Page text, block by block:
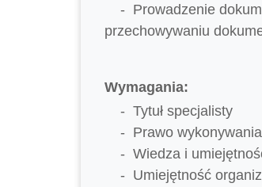
Prowadzenie
przechowywaniu
Wymagania:
Tytuł specjalisty
Prawo
Wiedza i
Umiejętność